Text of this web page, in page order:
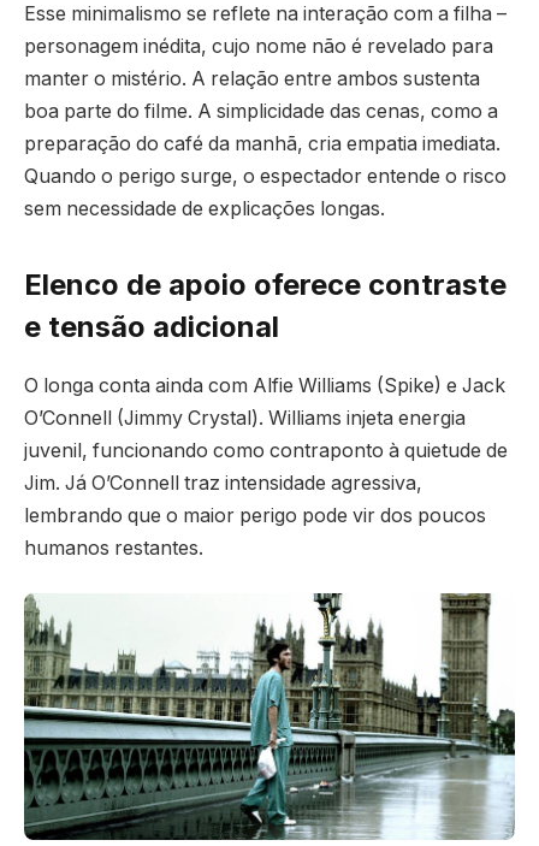
Esse minimalismo se reflete na interação com a filha –
personagem inédita, cujo nome não é revelado para
manter o mistério. A relação entre ambos sustenta
boa parte do filme. A simplicidade das cenas, como a
preparação do café da manhã, cria empatia imediata.
Quando o perigo surge, o espectador entende o risco
sem necessidade de explicações longas.
Elenco de apoio oferece contraste
e tensão adicional
O longa conta ainda com Alfie Williams (Spike) e Jack
O’Connell (Jimmy Crystal). Williams injeta energia
juvenil, funcionando como contraponto à quietude de
Jim. Já O’Connell traz intensidade agressiva,
lembrando que o maior perigo pode vir dos poucos
humanos restantes.